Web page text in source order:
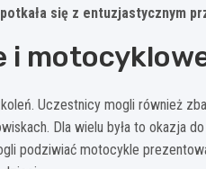
się z entuzjastycznym
i
Uczestnicy mogli również
Dla wielu była to okazja
podziwiać motocykle